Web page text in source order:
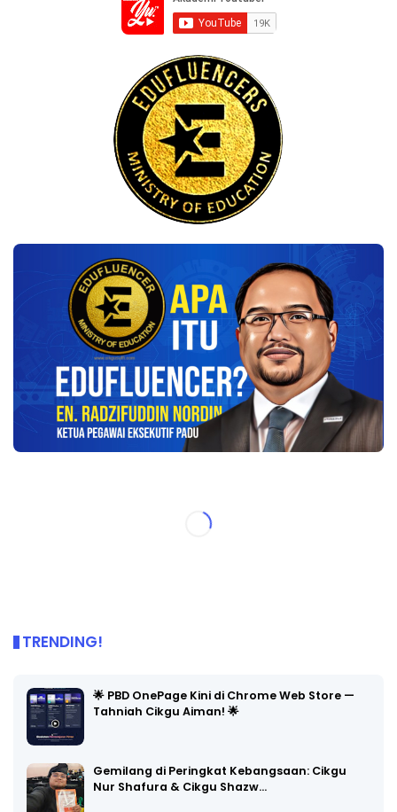
TRENDING!
🌟 PBD OnePage Kini di Chrome Web Store —
Tahniah Cikgu Aiman! 🌟
Gemilang di Peringkat Kebangsaan: Cikgu
Nur Shafura & Cikgu Shazw…